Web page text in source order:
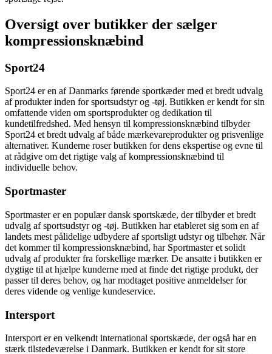
Oversigt over butikker der sælger
kompressionsknæbind
Sport24
Sport24 er en af Danmarks førende sportkæder med et bredt udvalg
af produkter inden for sportsudstyr og -tøj. Butikken er kendt for sin
omfattende viden om sportsprodukter og dedikation til
kundetilfredshed. Med hensyn til kompressionsknæbind tilbyder
Sport24 et bredt udvalg af både mærkevareprodukter og prisvenlige
alternativer. Kunderne roser butikken for dens ekspertise og evne til
at rådgive om det rigtige valg af kompressionsknæbind til
individuelle behov.
Sportmaster
Sportmaster er en populær dansk sportskæde, der tilbyder et bredt
udvalg af sportsudstyr og -tøj. Butikken har etableret sig som en af
landets mest pålidelige udbydere af sportsligt udstyr og tilbehør. Når
det kommer til kompressionsknæbind, har Sportmaster et solidt
udvalg af produkter fra forskellige mærker. De ansatte i butikken er
dygtige til at hjælpe kunderne med at finde det rigtige produkt, der
passer til deres behov, og har modtaget positive anmeldelser for
deres vidende og venlige kundeservice.
Intersport
Intersport er en velkendt international sportskæde, der også har en
stærk tilstedeværelse i Danmark. Butikken er kendt for sit store